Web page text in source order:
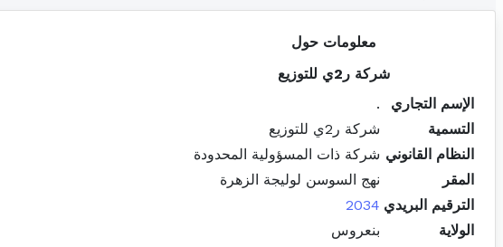
معلومات حول
شركة ر2ي للتوزيع
الإسم التجاري
.
التسمية
شركة ر2ي للتوزيع
النظام القانوني شركة ذات المسؤولية المحدودة
المقر
نهج السوسن لوليجة الزهرة
الترقيم البريدي 2034
الولاية
بنعروس